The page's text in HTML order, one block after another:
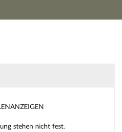
stehen nicht fest.